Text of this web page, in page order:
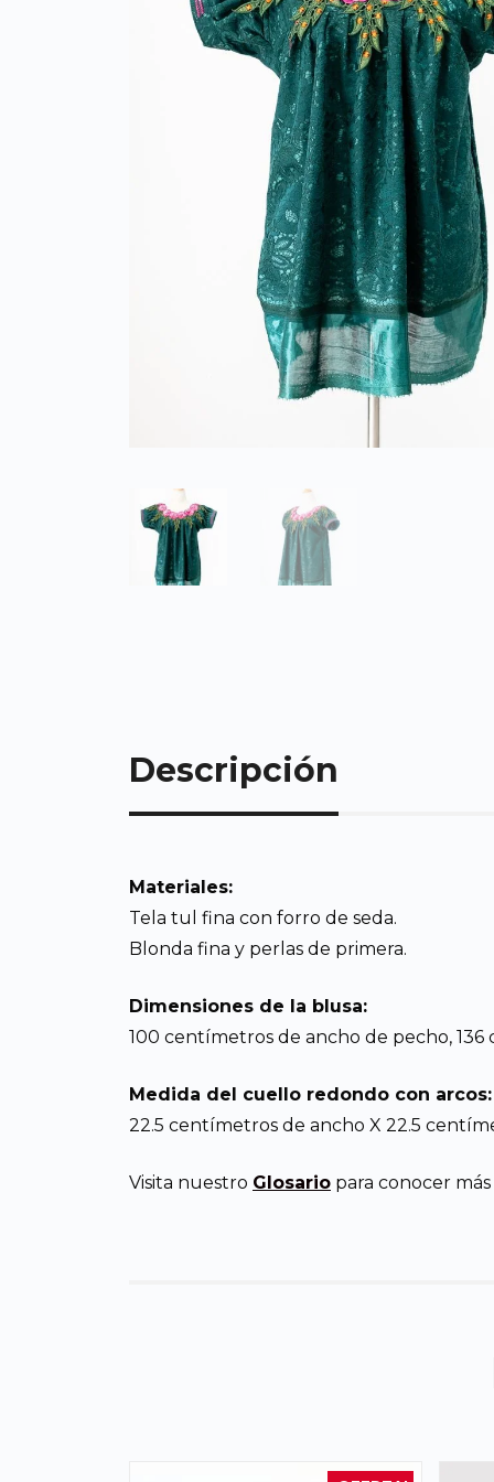
Descripción
Materiales:
Tela tul fina con forro de seda.
Blonda fina y perlas de primera.
Dimensiones de la blusa:
100 centímetros de ancho de pecho,
Medida del cuello redondo con arcos:
22.5 centímetros de ancho X 22.5
Visita nuestro Glosario para conocer